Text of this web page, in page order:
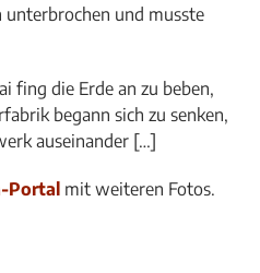
unterbrochen und musste
fing die Erde an zu beben,
begann sich zu senken,
auseinander […]
Portal mit weiteren Fotos.